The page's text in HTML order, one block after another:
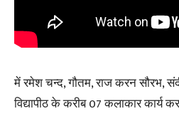
में रमेश चन्द, गौतम, राज करन सौरभ,
विद्यापीठ के करीब 07 कलाकार कार्य